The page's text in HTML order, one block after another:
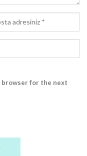
eksilmeden ona
ortası mağfiret
Bu ayda,
yükünü/işlerini
eder.”
doyurmak; bunun
gidermek
problemine karşı
hem yetkilileri hem
browser for the next